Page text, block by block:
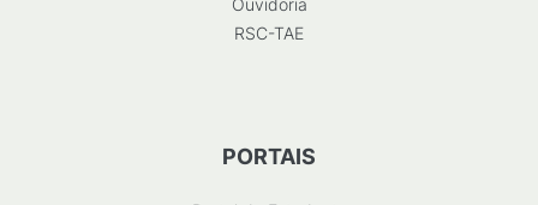
Ouvidoria
RSC-TAE
PORTAIS